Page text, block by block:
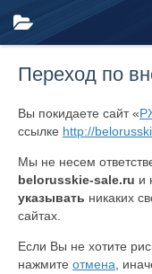
Переход по
Вы покидаете сайт «
ссылке http://
Мы не несем
belorusskie-sale.ru и
указывать никаких
сайтах.
Если Вы не хотите
нажмите отмена ,